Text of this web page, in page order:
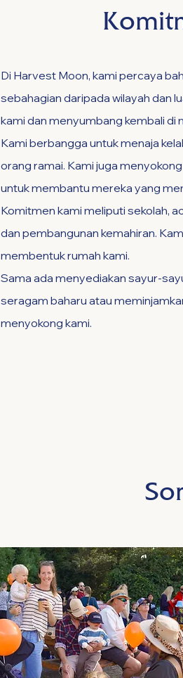
Di Harvest Moon, kami percaya
sebahagian daripada wilayah dan
kami dan menyumbang kembali di
Kami berbangga untuk menaja
orang ramai. Kami juga
untuk membantu mereka yang
Komitmen kami meliputi sekolah,
dan pembangunan kemahiran.
membentuk rumah kami.
Sama ada menyediakan sayur-
seragam baharu atau
menyokong kami.